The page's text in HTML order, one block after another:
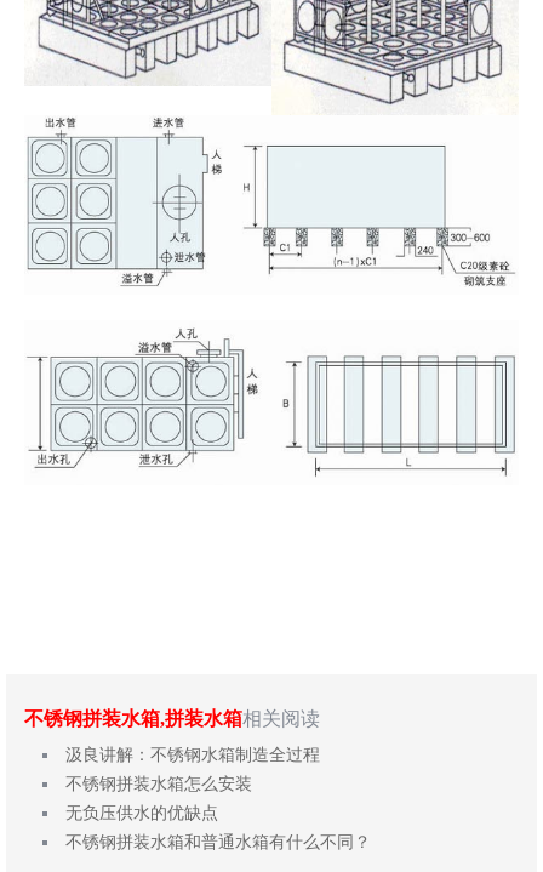
不锈钢拼装水箱,拼装水箱相关阅读
汲良讲解：不锈钢水箱制造全过程
不锈钢拼装水箱怎么安装
无负压供水的优缺点
不锈钢拼装水箱和普通水箱有什么不同？